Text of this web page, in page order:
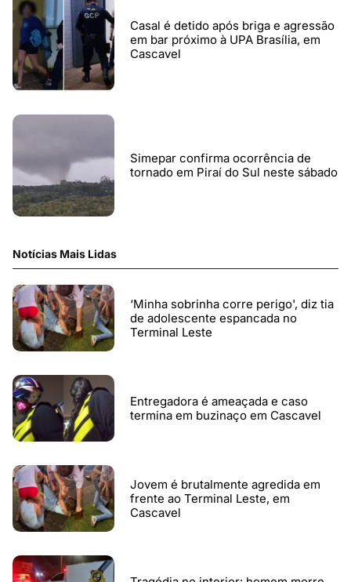
Casal é detido após briga e agressão
em bar próximo à UPA Brasília, em
Cascavel
Simepar confirma ocorrência de
tornado em Piraí do Sul neste sábado
Notícias Mais Lidas
‘Minha sobrinha corre perigo', diz tia
de adolescente espancada no
Terminal Leste
Entregadora é ameaçada e caso
termina em buzinaço em Cascavel
Jovem é brutalmente agredida em
frente ao Terminal Leste, em
Cascavel